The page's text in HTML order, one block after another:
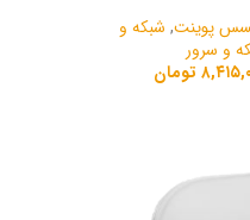
پوینت, شبکه و
و سرور
تومان